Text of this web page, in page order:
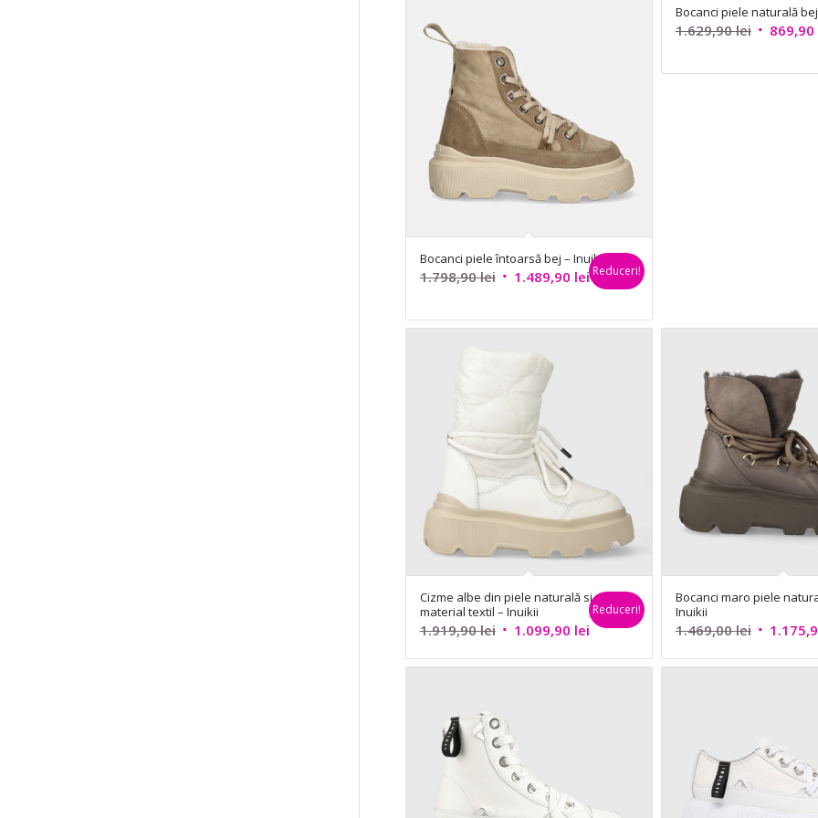
Bocanci piele întoarsă bej – Inuikii
1.798,90lei Prețul
a
1.798,90 lei.
1.489,90 leiPrețul
este:
Reduceri!
Bocanci piele naturală
1.629,90lei Prețul
a
869,90
Cizme albe din piele naturală si
material textil – Inuikii
1.919,90lei Prețul
a
1.919,90 lei.
1.099,90 leiPrețul
este:
Reduceri!
Bocanci maro piele
Inuikii
1.469,00lei Prețul
a